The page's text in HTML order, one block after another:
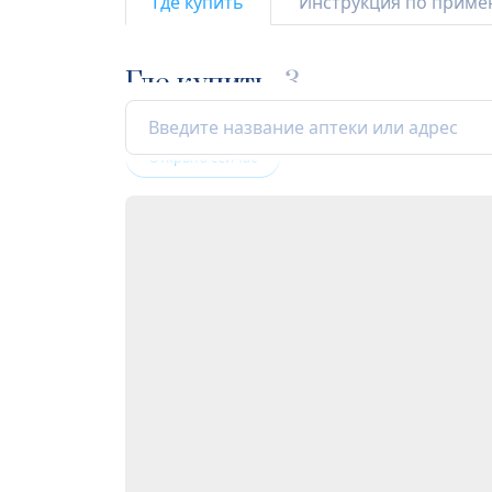
Где купить 3
Открыта сейчас